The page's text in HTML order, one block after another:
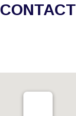
CONTACT